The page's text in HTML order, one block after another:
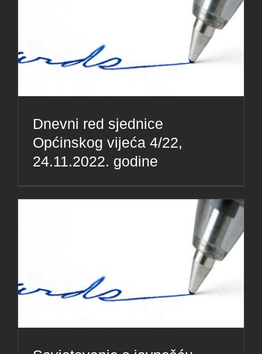
Dnevni red sjednice
Općinskog vijeća 4/22,
24.11.2022. godine